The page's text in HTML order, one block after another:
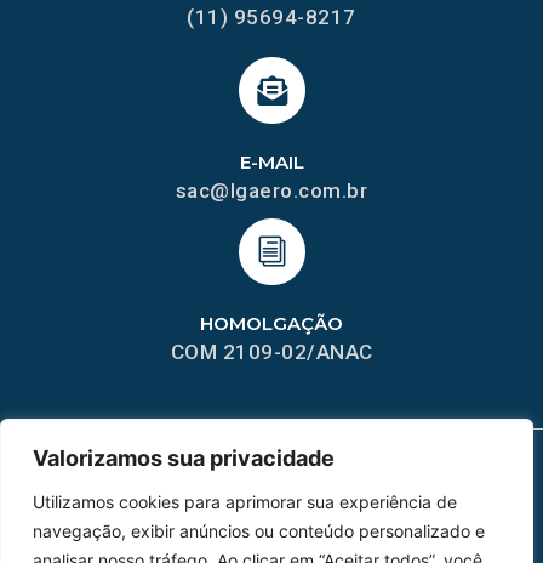
Valorizamos sua privacidade
Utilizamos cookies para aprimorar sua experiência de
navegação, exibir anúncios ou conteúdo personalizado e
HOMOLGAÇÃO
COM 2109-02/ANAC
E-MAIL
sac@lgaero.com.br
(11) 95694-8217
MAPA DO SITE
Home Sobre Nós